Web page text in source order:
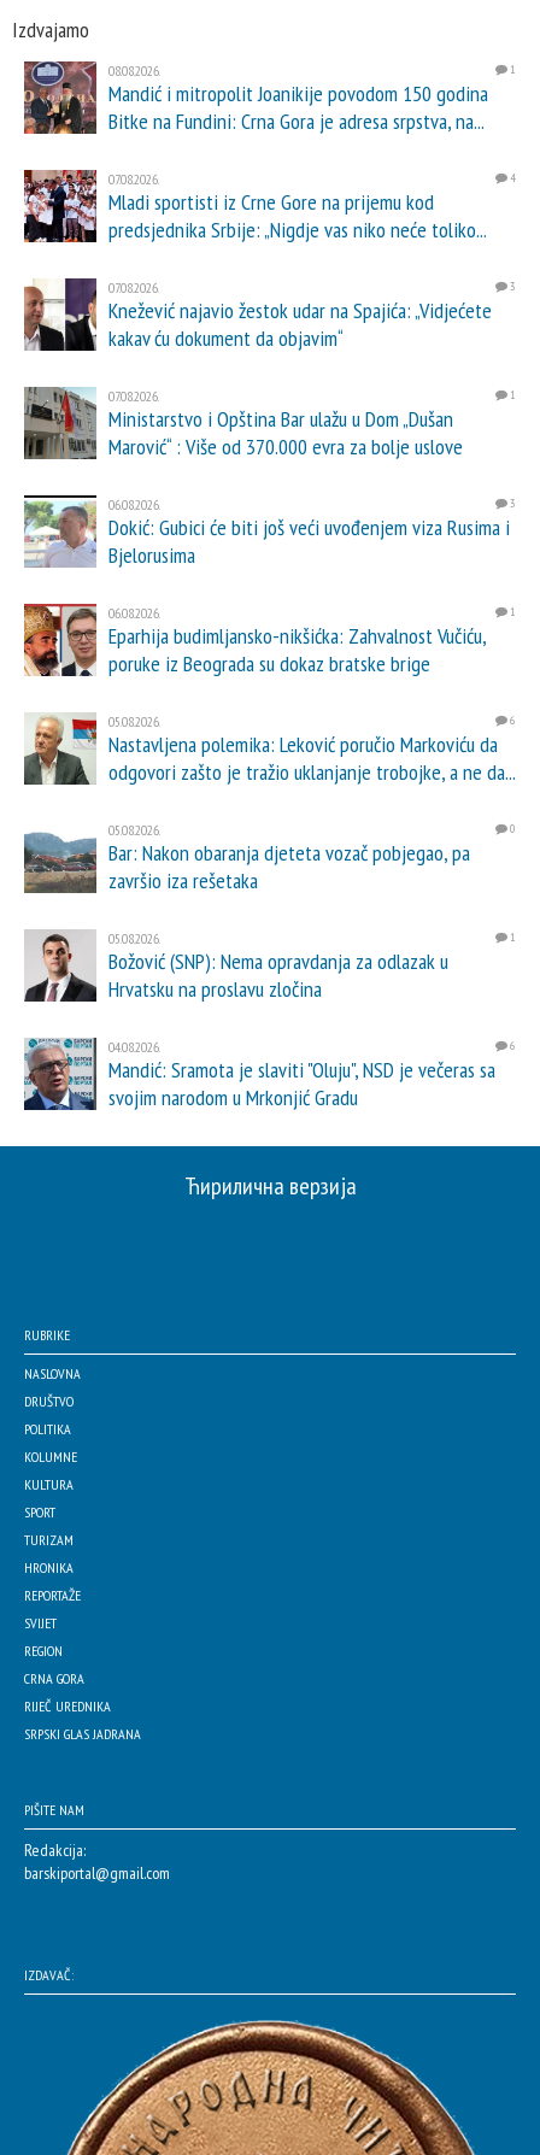
Izdvajamo
08.08.2026. 1
Mandić i mitropolit Joanikije povodom 150 godina
Bitke na Fundini: Crna Gora je adresa srpstva, na...
07.08.2026. 4
Mladi sportisti iz Crne Gore na prijemu kod
predsjednika Srbije: „Nigdje vas niko neće toliko...
07.08.2026. 3
Knežević najavio žestok udar na Spajića: „Vidjećete
kakav ću dokument da objavim“
07.08.2026. 1
Ministarstvo i Opština Bar ulažu u Dom „Dušan
Marović“ : Više od 370.000 evra za bolje uslove
06.08.2026. 3
Dokić: Gubici će biti još veći uvođenjem viza Rusima i
Bjelorusima
06.08.2026. 1
Eparhija budimljansko-nikšićka: Zahvalnost Vučiću,
poruke iz Beograda su dokaz bratske brige
05.08.2026. 6
Nastavljena polemika: Leković poručio Markoviću da
odgovori zašto je tražio uklanjanje trobojke, a ne da...
05.08.2026. 0
Bar: Nakon obaranja djeteta vozač pobjegao, pa
završio iza rešetaka
05.08.2026. 1
Božović (SNP): Nema opravdanja za odlazak u
Hrvatsku na proslavu zločina
04.08.2026. 6
Mandić: Sramota je slaviti "Oluju", NSD je večeras sa
svojim narodom u Mrkonjić Gradu
Ћирилична верзија
RUBRIKE
NASLOVNA
DRUŠTVO
POLITIKA
KOLUMNE
KULTURA
SPORT
TURIZAM
HRONIKA
REPORTAŽE
SVIJET
REGION
CRNA GORA
RIJEČ UREDNIKA
SRPSKI GLAS JADRANA
PIŠITE NAM
Redakcija:
barskiportal@gmail.com
IZDAVAČ: